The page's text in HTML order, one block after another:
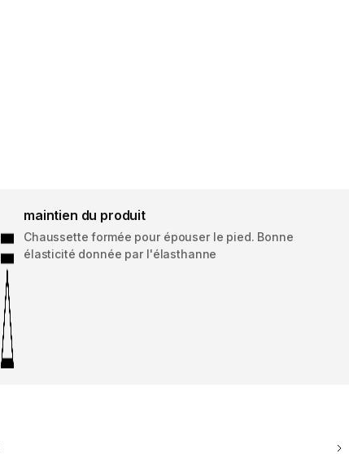
maintien du produit
Chaussette formée pour épouser le pied. Bonne
élasticité donnée par l'élasthanne